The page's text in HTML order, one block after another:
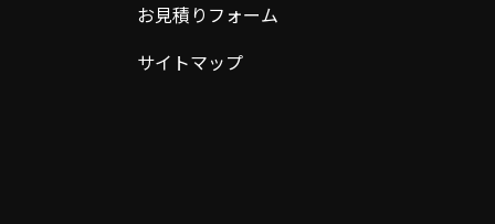
お見積りフォーム
サイトマップ